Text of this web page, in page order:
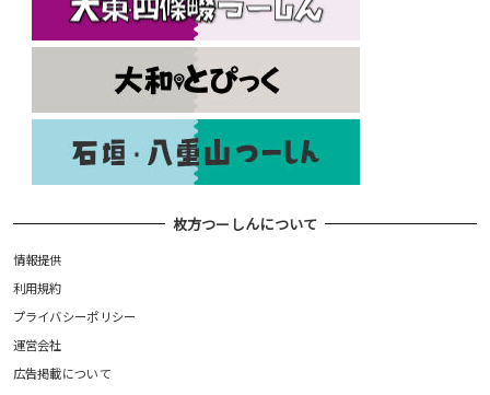
枚方つーしんについて
情報提供
利用規約
プライバシーポリシー
運営会社
広告掲載について